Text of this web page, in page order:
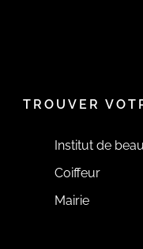
TROUVER
Institut de
Coiffeur
Mairie